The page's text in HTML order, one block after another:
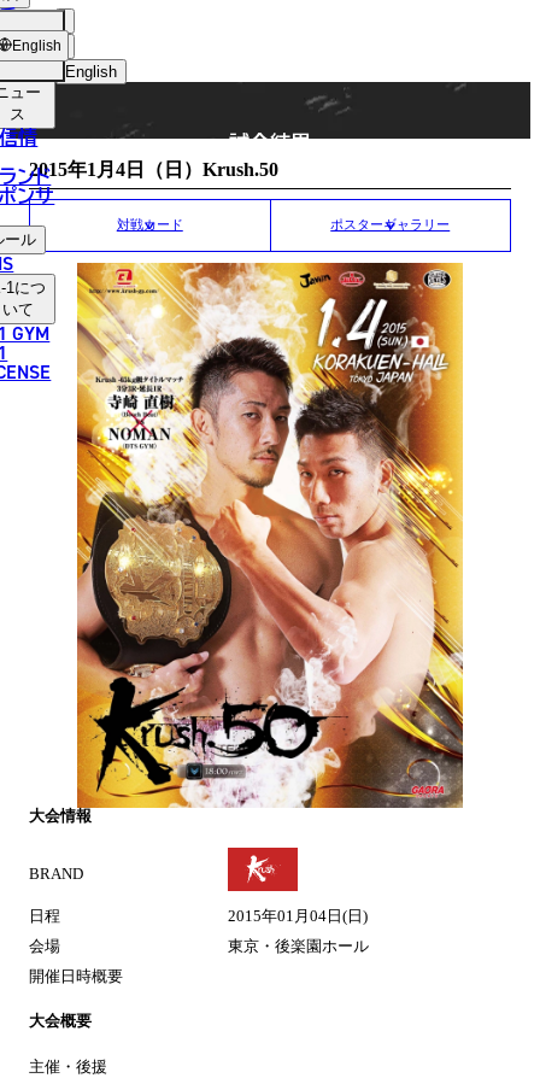
English
한국어
中文（繁體）
ไทย
العربية
ョッ
プ
ュー
ス
情
ンド
ンサ
ール
1につ
いて
GYM
English MATCH RESULT
試合結果
2015年1月4日（日）Krush.50
対戦カード ポスターギャラリー
大会情報
BRAND
日程
2015年01月04日(日)
会場
東京・後楽園ホール
開催日時概要
大会概要
主催・後援